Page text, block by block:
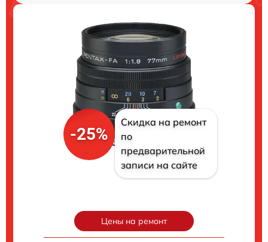
-25%
Скидка на ремонт
по
предварительной
записи на сайте
Цены на ремонт